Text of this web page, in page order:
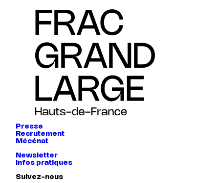
Presse
Recrutement
Mécénat
Newsletter
Infos pratiques
Suivez-nous